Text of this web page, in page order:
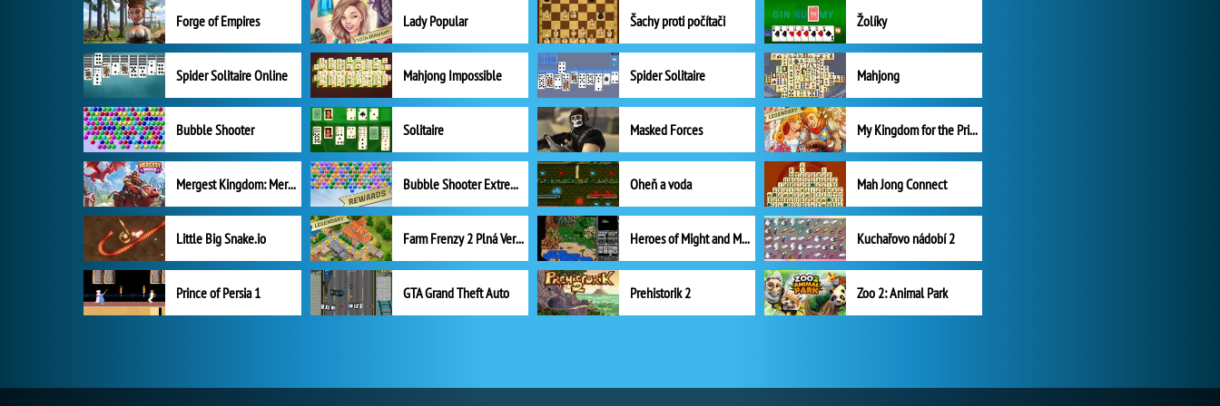
Forge of Empires Lady Popular Šachy proti počítači Žolíky
Spider Solitaire Online Mahjong Impossible Spider Solitaire Mahjong
Bubble Shooter Solitaire Masked Forces My Kingdom for the Princess Plná verze
Mergest Kingdom: Merge Puzzle Bubble Shooter Extreme Oheň a voda Mah Jong Connect
Little Big Snake.io Farm Frenzy 2 Plná Verze Heroes of Might and Magic II Kuchařovo nádobí 2
Prince of Persia 1 GTA Grand Theft Auto Prehistorik 2 Zoo 2: Animal Park